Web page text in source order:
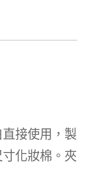
接使用，製
化妝棉。夾